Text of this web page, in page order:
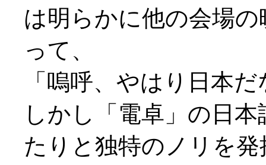
は明らかに他の会場
って、
「嗚呼、やはり日本
しかし「電卓」の日
たりと独特のノリを発